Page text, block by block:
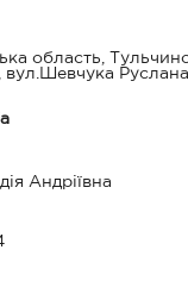
область,
вул.Шевчука
Андріївна